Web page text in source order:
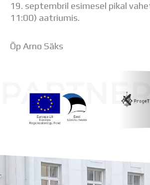
19. septembril esimesel pikal
11:00) aatriumis.
Õp Arno Säks